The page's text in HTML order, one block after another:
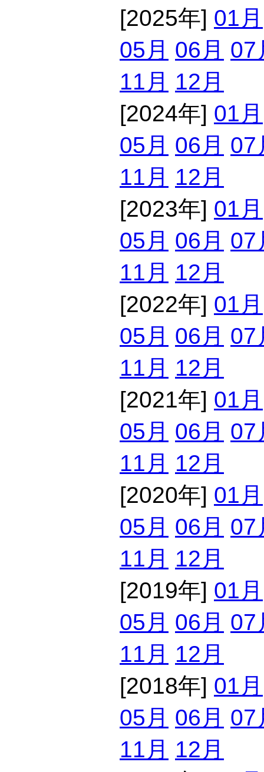
[2025年] 01月
05月 06月 07
11月 12月
[2024年] 01月
05月 06月 07
11月 12月
[2023年] 01月
05月 06月 07
11月 12月
[2022年] 01月
05月 06月 07
11月 12月
[2021年] 01月
05月 06月 07
11月 12月
[2020年] 01月
05月 06月 07
11月 12月
[2019年] 01月
05月 06月 07
11月 12月
[2018年] 01月
05月 06月 07
11月 12月